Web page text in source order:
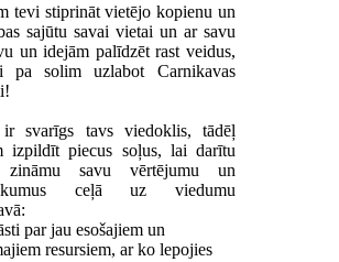
tevi stiprināt vietējo kopienu un
sajūtu savai vietai un ar savu
un idejām palīdzēt rast veidus,
pa solim uzlabot Carnikavas
svarīgs tavs viedoklis, tādēļ
izpildīt piecus soļus, lai darītu
zināmu savu vērtējumu un
ceļā uz viedumu
par jau esošajiem un
resursiem, ar ko lepojies